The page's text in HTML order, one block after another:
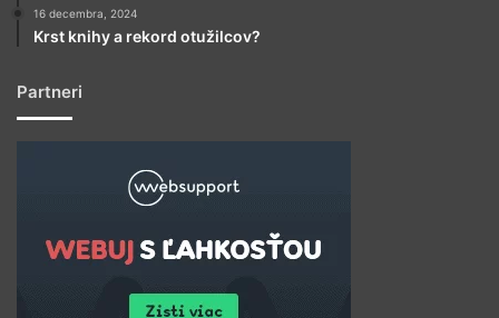
16 decembra, 2024
Krst knihy a rekord otužilcov?
Partneri